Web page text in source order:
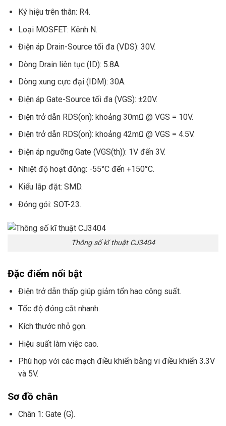
Ký hiệu trên thân: R4.
Loại MOSFET: Kênh N.
Điện áp Drain-Source tối đa (VDS): 30V.
Dòng Drain liên tục (ID): 5.8A.
Dòng xung cực đại (IDM): 30A.
Điện áp Gate-Source tối đa (VGS): ±20V.
Điện trở dẫn RDS(on): khoảng 30mΩ @ VGS = 10V.
Điện trở dẫn RDS(on): khoảng 42mΩ @ VGS = 4.5V.
Điện áp ngưỡng Gate (VGS(th)): 1V đến 3V.
Nhiệt độ hoạt động: -55°C đến +150°C.
Kiểu lắp đặt: SMD.
Đóng gói: SOT-23.
Thông số kĩ thuật CJ3404
Đặc điểm nổi bật
Điện trở dẫn thấp giúp giảm tổn hao công suất.
Tốc độ đóng cắt nhanh.
Kích thước nhỏ gọn.
Hiệu suất làm việc cao.
Phù hợp với các mạch điều khiển bằng vi điều khiển 3.3V
và 5V.
Sơ đồ chân
Chân 1: Gate (G).